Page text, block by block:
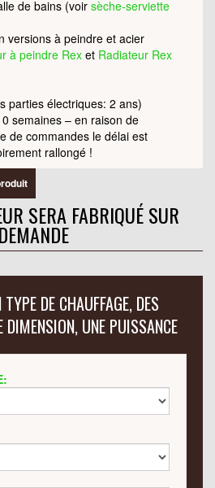
de bains (voir sèche-serviette
versions à peindre et acier
à peindre Rex et Radiateur Rex
parties électriques: 2 ans)
semaines – en raison de
de commandes le délai est
rallongé !
SERA FABRIQUÉ SUR
DEMANDE
DE CHAUFFAGE, DES
DIMENSION, UNE PUISSANCE